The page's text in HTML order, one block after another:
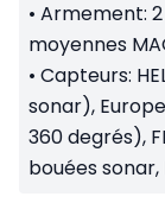
• Armement:
moyennes
• Capteurs:
sonar),
360 degrés),
bouées